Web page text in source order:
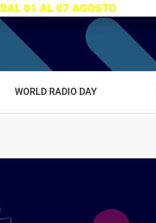
WORLD RADIO DAY
DAL 01 AL 07 AGOSTO